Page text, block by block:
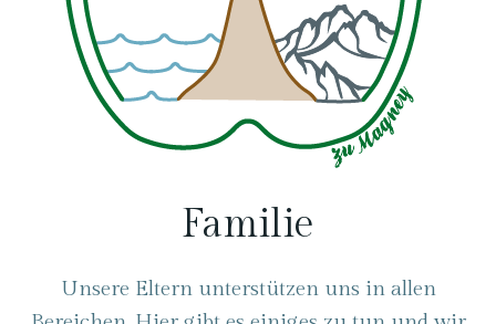
Familie
Unsere Eltern unterstützen uns in allen